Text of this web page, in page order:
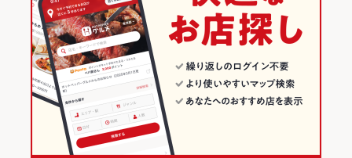
ー二次会
お祝い・サ
プライズ対
可
麻生・北24条（北区・東区） × 焼き鳥・鶏料理
麻生駅 × 和食
麻生駅 × 焼き鳥・鶏料理
北海道 × 和食
北海道 × 焼き鳥・鶏料理
麻生・北24条（北区・東区）の海鮮ランキング
麻生のグルメランキング
麻生の居酒屋ランキング
麻生の海鮮ランキング